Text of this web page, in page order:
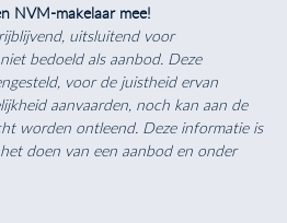
NVM-makelaar mee!
uitsluitend voor
bedoeld als aanbod. Deze
voor de juistheid ervan
aanvaarden, noch kan aan de
worden ontleend. Deze informatie is
doen van een aanbod en onder